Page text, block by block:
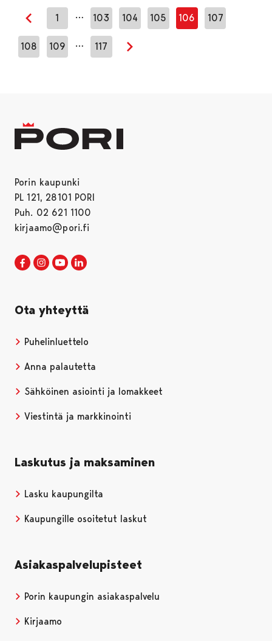
Edellinen sivu
1 … 103 104 105 106 107
108 109 … 117
Seuraava sivu
Porin kaupunki
PL 121, 28101 PORI
Puh. 02 621 1100
kirjaamo@pori.fi
Porin kaupunki Facebookissa
Avautuu uudessa välilehdessä
Porin kaupunki Instagramissa
Avautuu uudessa välilehdessä
Porin kaupunki Youtubessa
Avautuu uudessa välilehdessä
Ota yhteyttä
Puhelinluettelo
Anna palautetta
Sähköinen asiointi ja lomakkeet
Viestintä ja markkinointi
Laskutus ja maksaminen
Lasku kaupungilta
Kaupungille osoitetut laskut
Asiakaspalvelupisteet
Porin kaupungin asiakaspalvelu
Kirjaamo